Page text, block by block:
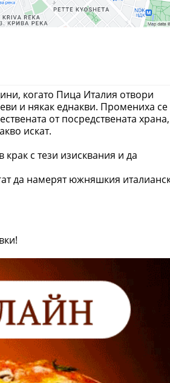
когато Пица Италия отвори
и някак еднакви. Промениха се
от посредствената храна,
искат.
с тези изисквания и да
да намерят южняшкия